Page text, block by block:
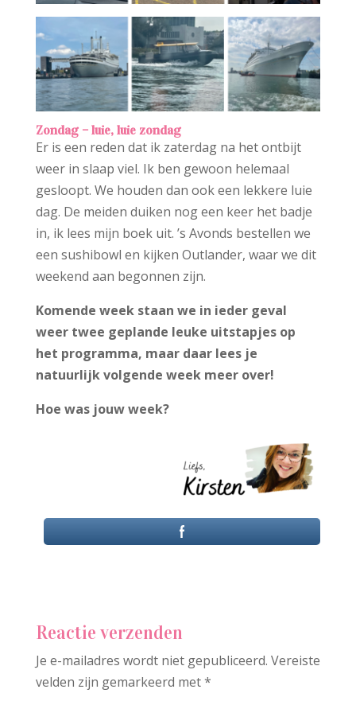
Zondag – luie, luie zondag
Er is een reden dat ik zaterdag na het ontbijt
weer in slaap viel. Ik ben gewoon helemaal
gesloopt. We houden dan ook een lekkere luie
dag. De meiden duiken nog een keer het badje
in, ik lees mijn boek uit. ’s Avonds bestellen we
een sushibowl en kijken Outlander, waar we dit
weekend aan begonnen zijn.
Komende week staan we in ieder geval
weer twee geplande leuke uitstapjes op
het programma, maar daar lees je
natuurlijk volgende week meer over!
Hoe was jouw week?
Reactie verzenden
Je e-mailadres wordt niet gepubliceerd. Vereiste
velden zijn gemarkeerd met*